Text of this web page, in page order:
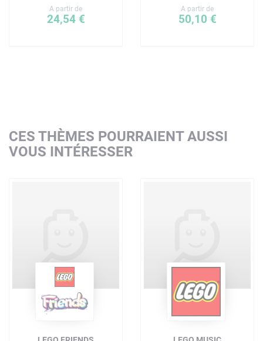
A partir de
24,54 €
A partir de
50,10 €
CES THÈMES POURRAIENT AUSSI
VOUS INTÉRESSER